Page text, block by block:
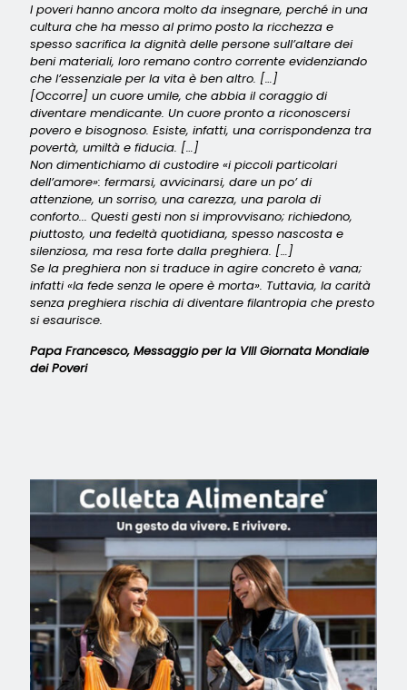
I poveri hanno ancora molto da insegnare, perché in una
cultura che ha messo al primo posto la ricchezza e
spesso sacrifica la dignità delle persone sull’altare dei
beni materiali, loro remano contro corrente evidenziando
che l’essenziale per la vita è ben altro. […]
[Occorre] un cuore umile, che abbia il coraggio di
diventare mendicante. Un cuore pronto a riconoscersi
povero e bisognoso. Esiste, infatti, una corrispondenza tra
povertà, umiltà e fiducia. […]
Non dimentichiamo di custodire «i piccoli particolari
dell’amore»: fermarsi, avvicinarsi, dare un po’ di
attenzione, un sorriso, una carezza, una parola di
conforto... Questi gesti non si improvvisano; richiedono,
piuttosto, una fedeltà quotidiana, spesso nascosta e
silenziosa, ma resa forte dalla preghiera. […]
Se la preghiera non si traduce in agire concreto è vana;
infatti «la fede senza le opere è morta». Tuttavia, la carità
senza preghiera rischia di diventare filantropia che presto
si esaurisce.
Papa Francesco, Messaggio per la VIII Giornata Mondiale
dei Poveri